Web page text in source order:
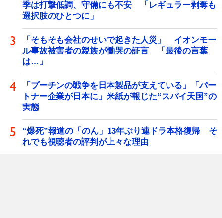
季は打撃低調、守備にも不安 「レギュラー剥奪も
選択肢のひとつに」
「そもそも会社のせいで起きた人災」 イオンモー
ル事故被害者の親族が慟哭の証言 「最後の言葉
は…」
「プーチンの戦争を日本製品が支えている」「パー
トナー企業が日本に」米紙が報じた“スパイ天国”の
実態
“爆死”報道の「のん」13年ぶり連ドラ本格復帰 そ
れでも視聴者の評判が上々な理由